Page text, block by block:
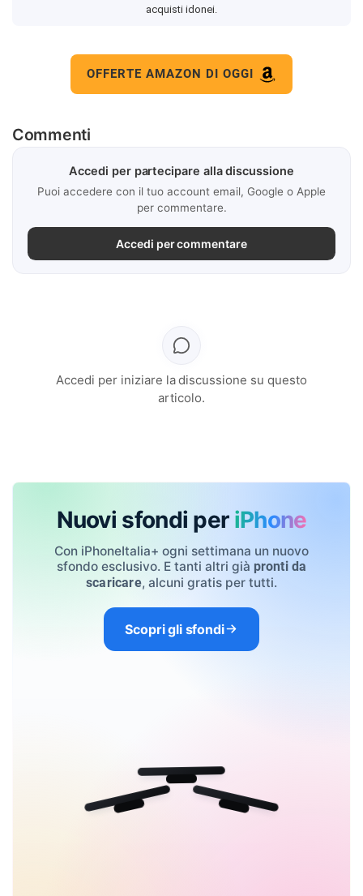
acquisti idonei.
OFFERTE AMAZON DI OGGI
Commenti
Accedi per partecipare alla discussione
Puoi accedere con il tuo account email, Google o Apple
per commentare.
Accedi per commentare
Accedi per iniziare la discussione su questo
articolo.
Nuovi sfondi per iPhone
Con iPhoneItalia+ ogni settimana un nuovo
sfondo esclusivo. E tanti altri già pronti da
scaricare, alcuni gratis per tutti.
Scopri gli sfondi